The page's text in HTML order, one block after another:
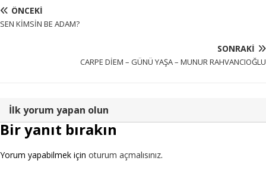
ÖNCEKI
SEN KİMSİN BE ADAM?
SONRAKI
CARPE DİEM – GÜNÜ YAŞA – MUNUR RAHVANCIOĞLU
İlk yorum yapan olun
Bir yanıt bırakın
Yorum yapabilmek için oturum açmalısınız.